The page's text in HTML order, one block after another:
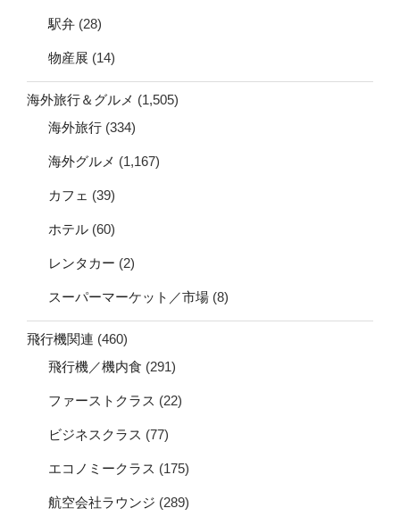
駅弁 (28)
物産展 (14)
海外旅行＆グルメ (1,505)
海外旅行 (334)
海外グルメ (1,167)
カフェ (39)
ホテル (60)
レンタカー (2)
スーパーマーケット／市場 (8)
飛行機関連 (460)
飛行機／機内食 (291)
ファーストクラス (22)
ビジネスクラス (77)
エコノミークラス (175)
航空会社ラウンジ (289)